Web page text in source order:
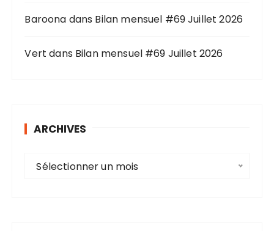
Baroona dans Bilan mensuel #69 Juillet 2026
Vert dans Bilan mensuel #69 Juillet 2026
ARCHIVES
Sélectionner un mois